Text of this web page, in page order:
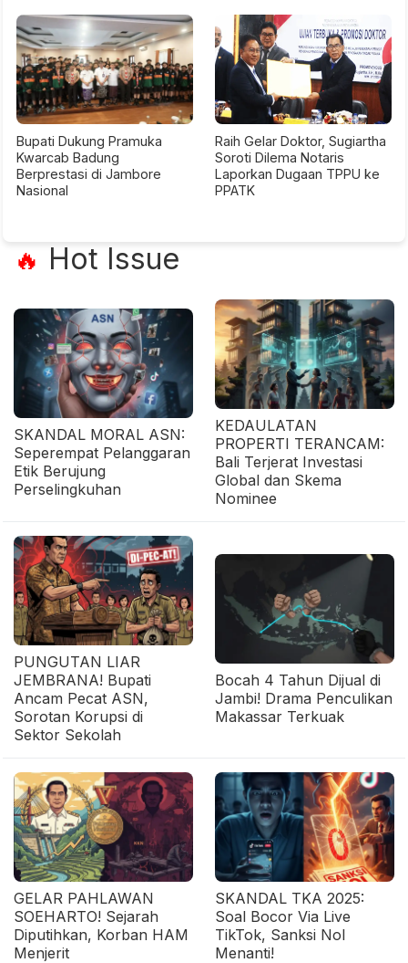
Bupati Dukung Pramuka
Kwarcab Badung
Berprestasi di Jambore
Nasional
Raih Gelar Doktor, Sugiartha
Soroti Dilema Notaris
Laporkan Dugaan TPPU ke
PPATK
🔥 Hot Issue
SKANDAL MORAL ASN:
Seperempat Pelanggaran
Etik Berujung
Perselingkuhan
KEDAULATAN
PROPERTI TERANCAM:
Bali Terjerat Investasi
Global dan Skema
Nominee
PUNGUTAN LIAR
JEMBRANA! Bupati
Ancam Pecat ASN,
Sorotan Korupsi di
Sektor Sekolah
Bocah 4 Tahun Dijual di
Jambi! Drama Penculikan
Makassar Terkuak
GELAR PAHLAWAN
SOEHARTO! Sejarah
Diputihkan, Korban HAM
Menjerit
SKANDAL TKA 2025:
Soal Bocor Via Live
TikTok, Sanksi Nol
Menanti!